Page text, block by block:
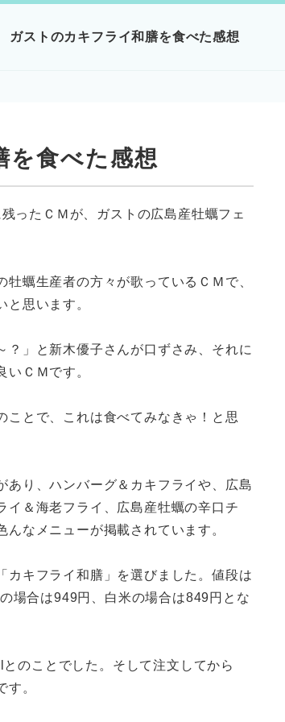
ガストのカキフライ和膳を食べた感想
を食べた感想
ったＣＭが、ガストの広島産牡蠣フェ
蠣生産者の方々が歌っているＣＭで、
思います。
？」と新木優子さんが口ずさみ、それに
ＣＭです。
ことで、これは食べてみなきゃ！と思
あり、ハンバーグ＆カキフライや、広島
イ＆海老フライ、広島産牡蠣の辛口チ
なメニューが掲載されています。
カキフライ和膳」を選びました。値段は
場合は949円、白米の場合は849円とな
のことでした。そして注文してから
す。